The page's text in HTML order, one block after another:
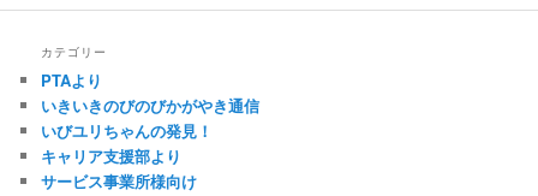
動
カテゴリー
PTAより
いきいきのびのびかがやき通信
いびユリちゃんの発見！
キャリア支援部より
サービス事業所様向け